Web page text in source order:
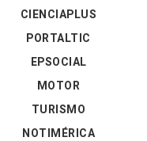
CIENCIAPLUS
PORTALTIC
EPSOCIAL
MOTOR
TURISMO
NOTIMÉRICA